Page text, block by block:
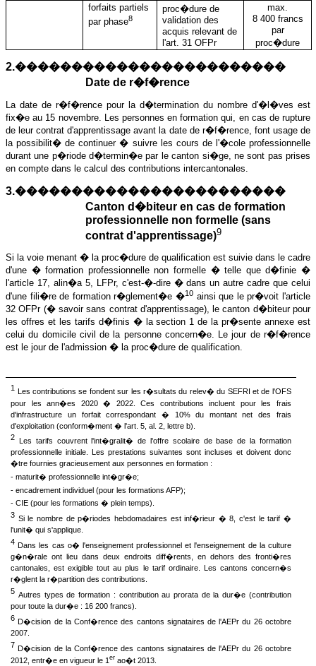
forfaits partiels
par phase8
proc�dure de
validation des
acquis relevant de
l'art. 31 OFPr
max.
8 400 francs
par
proc�dure
2.������������������������
Date de r�f�rence
La date de r�f�rence pour la d�termination du nombre d'�l�ves est
fix�e au 15 novembre. Les personnes en formation qui, en cas de rupture
de leur contrat d'apprentissage avant la date de r�f�rence, font usage de
la possibilit� de continuer � suivre les cours de l'�cole professionnelle
durant une p�riode d�termin�e par le canton si�ge, ne sont pas prises
en compte dans le calcul des contributions intercantonales.
3.������������������������
Canton d�biteur en cas de formation
professionnelle non formelle (sans
contrat d'apprentissage)9
Si la voie menant � la proc�dure de qualification est suivie dans le cadre
d'une � formation professionnelle non formelle � telle que d�finie �
l'article 17, alin�a 5, LFPr, c'est-�-dire � dans un autre cadre que celui
d'une fili�re de formation r�glement�e �10 ainsi que le pr�voit l'article
32 OFPr (� savoir sans contrat d'apprentissage), le canton d�biteur pour
les offres et les tarifs d�finis � la section 1 de la pr�sente annexe est
celui du domicile civil de la personne concern�e. Le jour de r�f�rence
est le jour de l'admission � la proc�dure de qualification.
1
Les contributions se fondent sur les r�sultats du relev� du SEFRI et de l'OFS
pour les ann�es 2020 � 2022. Ces contributions incluent pour les frais
d'infrastructure un forfait correspondant � 10% du montant net des frais
d'exploitation (conform�ment � l'art. 5, al. 2, lettre b).
2 Les tarifs couvrent l'int�gralit� de l'offre scolaire de base de la formation
professionnelle initiale. Les prestations suivantes sont incluses et doivent donc
�tre fournies gracieusement aux personnes en formation :
- maturit� professionnelle int�gr�e;
- encadrement individuel (pour les formations AFP);
- CIE (pour les formations � plein temps).
3 Si le nombre de p�riodes hebdomadaires est inf�rieur � 8, c'est le tarif �
l'unit� qui s'applique.
4 Dans les cas o� l'enseignement professionnel et l'enseignement de la culture
g�n�rale ont lieu dans deux endroits diff�rents, en dehors des fronti�res
cantonales, est exigible tout au plus le tarif ordinaire. Les cantons concern�s
r�glent la r�partition des contributions.
5 Autres types de formation : contribution au prorata de la dur�e (contribution
pour toute la dur�e : 16 200 francs).
6 D�cision de la Conf�rence des cantons signataires de l'AEPr du 26 octobre
2007.
7 D�cision de la Conf�rence des cantons signataires de l'AEPr du 26 octobre
2012, entr�e en vigueur le 1er ao�t 2013.